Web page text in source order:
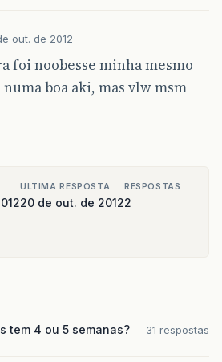
out. de 2012
foi noobesse minha mesmo
boa aki, mas vlw msm
ULTIMA RESPOSTA
20 de out. de 2012
RESPOSTAS
2
tem 4 ou 5 semanas?
31 respostas